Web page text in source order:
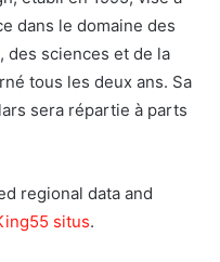
dans le domaine des
des sciences et de la
tous les deux ans. Sa
sera répartie à parts
regional data and
situs.